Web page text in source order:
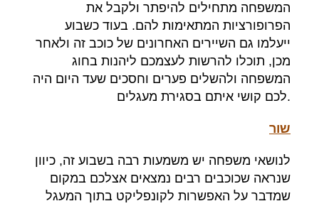
המשפחה מתחילים להיפתר ולקבל את
הפרופורציות המתאימות להם. בעוד כשבוע
ייעלמו גם השיירים האחרונים של כוכב זה ולאחר
מכן, תוכלו להרשות לעצמכם ליהנות בחוג
המשפחה ולהשלים פערים וחסכים שעד היום היה
לכם קושי איתם בסגירת מעגלים.
שור
לנושאי משפחה יש משמעות רבה בשבוע זה, כיוון
שנראה שכוכבים רבים נמצאים אצלכם במקום
שמדבר על האפשרות לקונפליקט בתוך המעגל